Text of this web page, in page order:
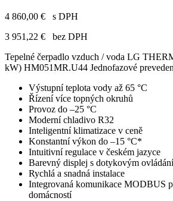
4 860,00 €
s DPH
3 951,22 €
bez DPH
Tepelné čerpadlo vzduch / voda LG
kW) HM051MR.U44 Jednofazové
Výstupní teplota vody až 65 °C
Řízení více topných okruhů
Provoz do –25 °C
Moderní chladivo R32
Inteligentní klimatizace v ceně
Konstantní výkon do –15 °C*
Intuitivní regulace v českém jazyce
Barevný displej s dotykovým
Rychlá a snadná instalace
Integrovaná komunikace MODBUS
domácností